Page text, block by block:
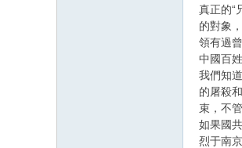
真正的“
的對象
領有過
中國百
我們知
的屠殺
束，不
如果國
烈于南